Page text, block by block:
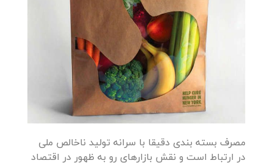
مصرف بسته بندی دقیقا با سرانه تولید ناخالص ملی
در ارتباط است و نقش بازارهای رو به ظهور در اقتصاد